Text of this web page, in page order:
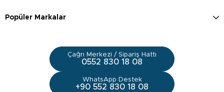
Popüler Markalar
Çağrı Merkezi / Sipariş Hattı
0552 830 18 08
WhatsApp Destek
+90 552 830 18 08